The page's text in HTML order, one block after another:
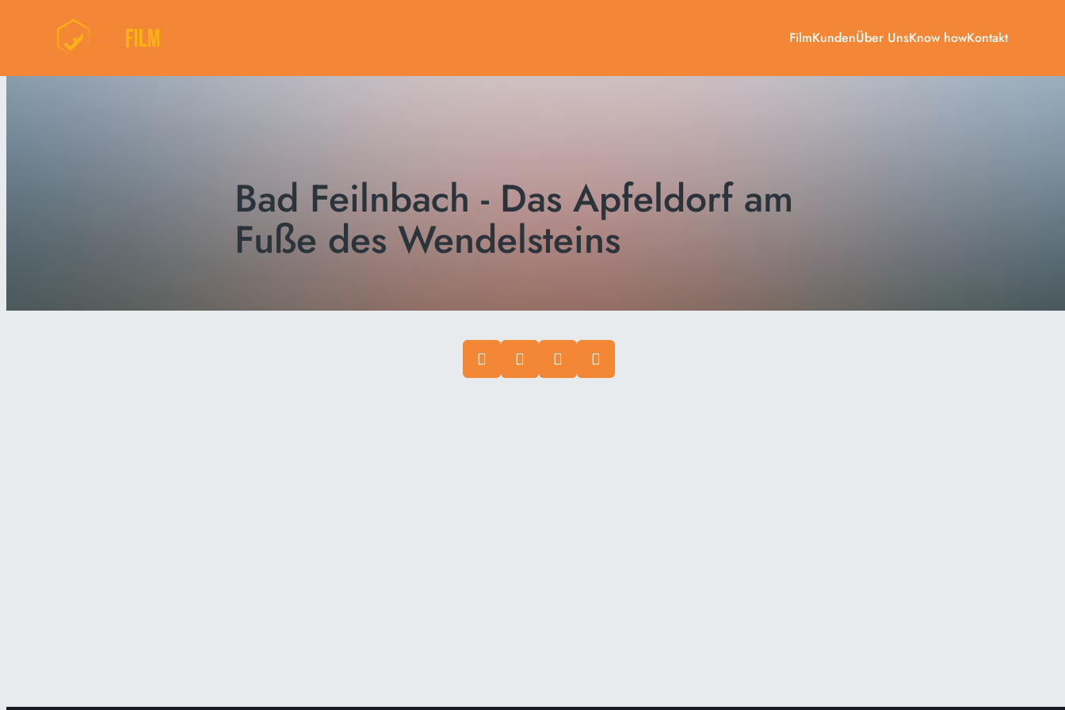
FilmKundenÜber UnsKnow howKontakt
Bad Feilnbach - Das Apfeldorf am
Fuße des Wendelsteins